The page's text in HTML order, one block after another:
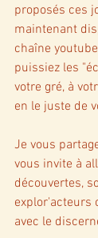
proposés ces
maintenant
chaîne
puissiez les
votre gré, à
en le juste de
Je vous
vous invite à
découvertes,
explor'acteurs
avec le